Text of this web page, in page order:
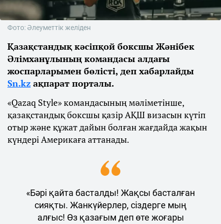
Фото: Әлеуметтік желіден
Қазақстандық кәсіпқой боксшы Жәнібек
Әлімханұлының командасы алдағы
жоспарларымен бөлісті, деп хабарлайды
Sn.kz ақпарат порталы.
«Qazaq Style» командасының мәліметінше,
қазақстандық боксшы қазір АҚШ визасын күтіп
отыр және құжат дайын болған жағдайда жақын
күндері Америкаға аттанады.
«Бәрі қайта басталды! Жақсы басталған
сияқты. Жанкүйерлер, сіздерге мың
алғыс! Өз қазағым деп өте жоғары